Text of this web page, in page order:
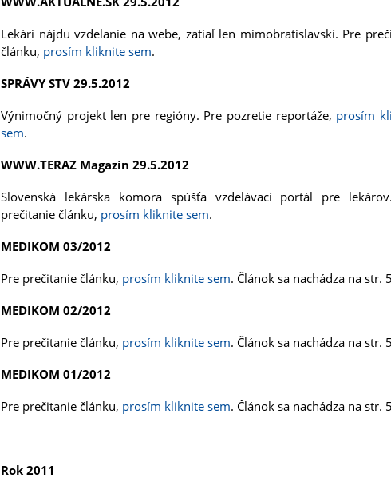
Lekári nájdu vzdelanie na webe, zatiaľ len mimobratislavskí. Pre
článku, prosím kliknite sem.
SPRÁVY STV 29.5.2012
Výnimočný projekt len pre regióny. Pre pozretie reportáže, prosím
sem.
WWW.TERAZ Magazín 29.5.2012
Slovenská lekárska komora spúšťa vzdelávací portál pre
prečitanie článku, prosím kliknite sem.
MEDIKOM 03/2012
Pre prečitanie článku, prosím kliknite sem. Článok sa nachádza na str.
MEDIKOM 02/2012
Pre prečitanie článku, prosím kliknite sem. Článok sa nachádza na str.
MEDIKOM 01/2012
Pre prečitanie článku, prosím kliknite sem. Článok sa nachádza na str.
Rok 2011